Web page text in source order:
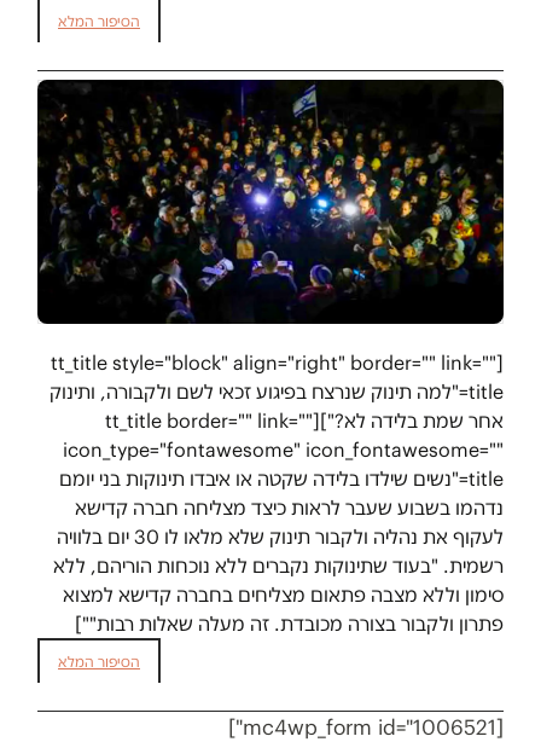
הסיפור המלא
[tt_title style="block" align="right" border="" link=""
title="למה תינוק שנרצח בפיגוע זכאי לשם ולקבורה, ותינוק
אחר שמת בלידה לא?"][tt_title border="" link=""
icon_type="fontawesome" icon_fontawesome=""
title="נשים שילדו בלידה שקטה או איבדו תינוקות בני יומם
נדהמו בשבוע שעבר לראות כיצד מצליחה חברה קדישא
לעקוף את נהליה ולקבור תינוק שלא מלאו לו 30 יום בלוויה
רשמית. "בעוד שתינוקות נקברים ללא נוכחות הוריהם, ללא
סימון וללא מצבה פתאום מצליחים בחברה קדישא למצוא
פתרון ולקבור בצורה מכובדת. זה מעלה שאלות רבות""]
הסיפור המלא
[mc4wp_form id="1006521"]